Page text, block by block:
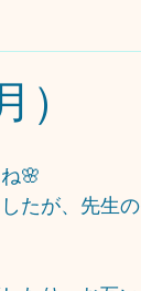
）
🌸
たが、先生